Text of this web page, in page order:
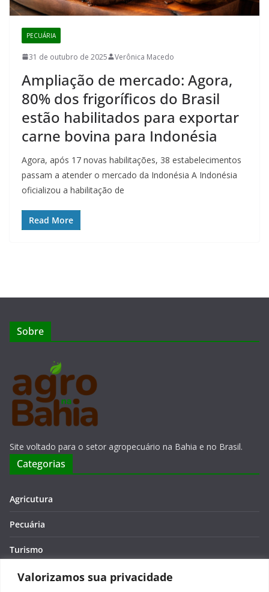
Valorizamos sua privacidade
PECUÁRIA
31 de outubro de 2025 Verônica Macedo
Ampliação de mercado: Agora,
80% dos frigoríficos do Brasil
estão habilitados para exportar
carne bovina para Indonésia
Agora, após 17 novas habilitações, 38 estabelecimentos
passam a atender o mercado da Indonésia A Indonésia
oficializou a habilitação de
Read More
Sobre
Site voltado para o setor agropecuário na Bahia e no Brasil.
Categorias
Agricutura
Pecuária
Turismo
Economia